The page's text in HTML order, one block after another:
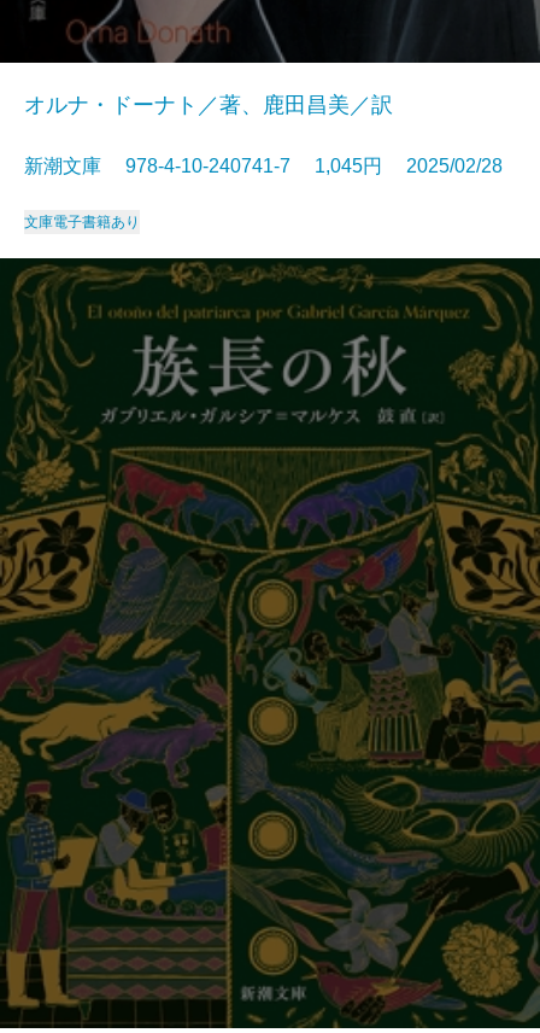
オルナ・ドーナト／著、鹿田昌美／訳
新潮文庫 978-4-10-240741-7 1,045円 2025/02/28
文庫電子書籍あり